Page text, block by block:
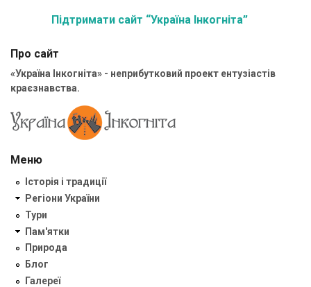
Підтримати сайт “Україна Інкогніта”
Про сайт
«Україна Інкогніта» - неприбутковий проект ентузіастів
краєзнавства.
Меню
Історія і традиції
Регіони України
Тури
Пам'ятки
Природа
Блог
Галереї